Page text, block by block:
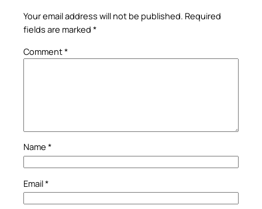
Your email address will not be published. Required
fields are marked *
Comment*
Name *
Email*